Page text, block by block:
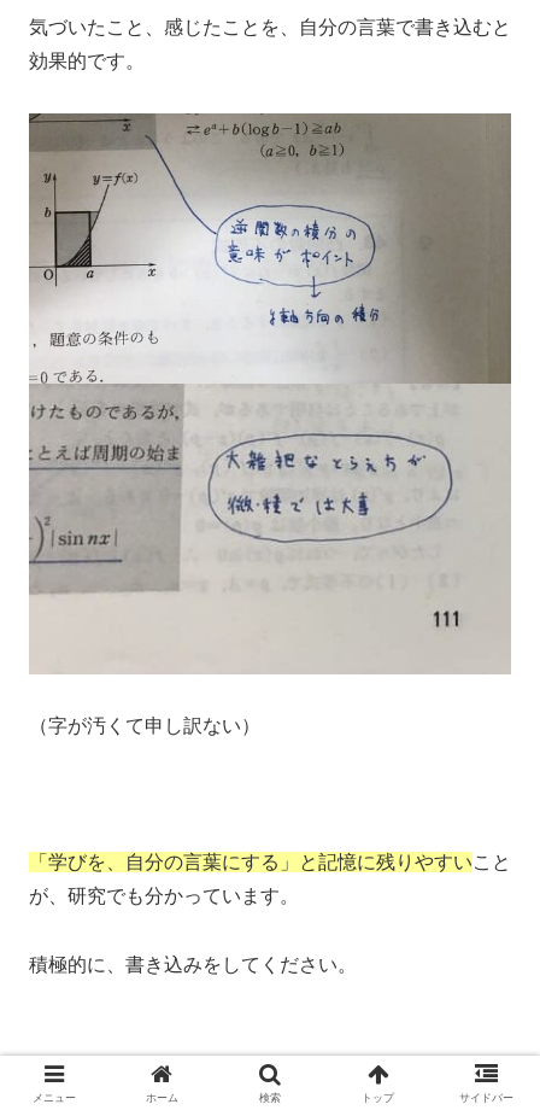
気づいたこと、感じたことを、自分の言葉で書き込むと
効果的です。
（字が汚くて申し訳ない）
「学びを、自分の言葉にする」と記憶に残りやすいこと
が、研究でも分かっています。
積極的に、書き込みをしてください。
メニュー ホーム 検索 トップ サイドバー